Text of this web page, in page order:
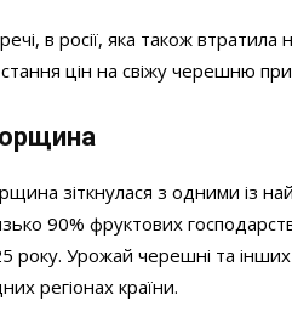
в росії, яка також
цін на свіжу черешню
зіткнулася з одними із
90% фруктових
року. Урожай черешні та
регіонах країни.